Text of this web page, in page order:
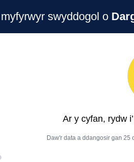
swyddogol o
Ar y cyfan, rydw
Daw'r data a ddangosir gan 25